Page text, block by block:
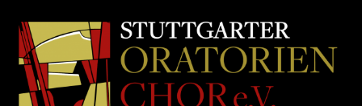
SkipHome 2025 » Juni